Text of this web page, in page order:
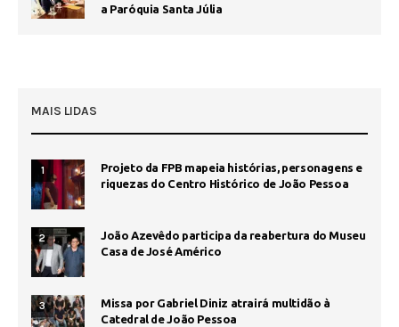
a Paróquia Santa Júlia
MAIS LIDAS
1
Projeto da FPB mapeia histórias, personagens e
riquezas do Centro Histórico de João Pessoa
2
João Azevêdo participa da reabertura do Museu
Casa de José Américo
3
Missa por Gabriel Diniz atrairá multidão à
Catedral de João Pessoa